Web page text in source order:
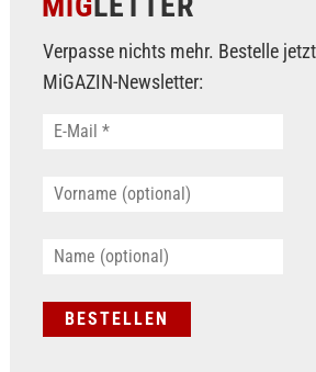
Verpasse nichts mehr. Bestelle
MiGAZIN-Newsletter: